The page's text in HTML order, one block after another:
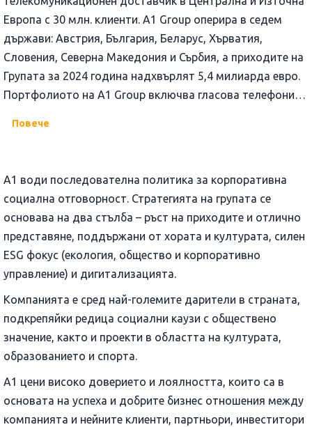
Европа с 30 млн. клиенти. A1 Group оперира в седем
държави: Австрия, България, Беларус, Хърватия,
Словения, Северна Македония и Сърбия, а приходите на
Групата за 2024 година надхвърлят 5,4 милиарда евро.
Портфолиото на A1 Group включва гласова телефония,
лицето на
América Móvil
– най-големият доставчик на
безжични услуги в света.
Повече
A1 води последователна политика за корпоративна
социална отговорност. Стратегията на групата се
основава на два стълба – ръст на приходите и отлично
представяне, поддържани от хората и културата, силен
ESG фокус (екология, общество и корпоративно
управление) и дигитализацията.
Компанията е сред най-големите дарители в страната,
подкрепяйки редица социални каузи с обществено
значение, както и проекти в областта на културата,
образованието и спорта.
A1 цени високо доверието и лоялността, които са в
основата на успеха и добрите бизнес отношения между
компанията и нейните клиенти, партньори, инвеститори